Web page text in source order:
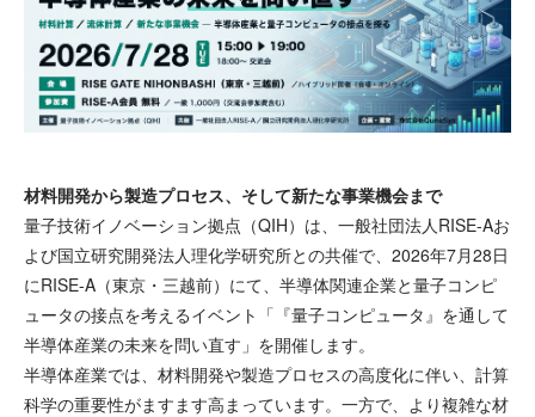
材料開発から製造プロセス、そして新たな事業機会まで
量子技術イノベーション拠点（QIH）は、一般社団法人RISE-Aお
よび国立研究開発法人理化学研究所との共催で、2026年7月28日
にRISE-A（東京・三越前）にて、半導体関連企業と量子コンピ
ュータの接点を考えるイベント「『量子コンピュータ』を通して
半導体産業の未来を問い直す」を開催します。
半導体産業では、材料開発や製造プロセスの高度化に伴い、計算
科学の重要性がますます高まっています。一方で、より複雑な材